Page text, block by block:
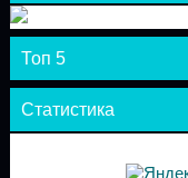
Топ 5
Статистика